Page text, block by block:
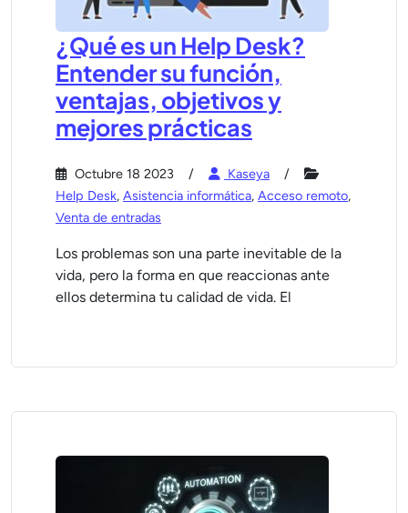
¿Qué es un Help Desk?
Entender su función,
ventajas, objetivos y
mejores prácticas
Octubre 18 2023
Kaseya
Help Desk, Asistencia informática, Acceso remoto,
Venta de entradas
Los problemas son una parte inevitable de la
vida, pero la forma en que reaccionas ante
ellos determina tu calidad de vida. El